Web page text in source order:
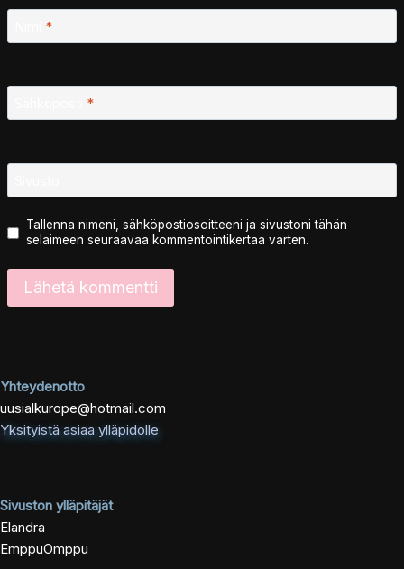
*
*
Tallenna nimeni, sähköpostiosoitteeni ja sivustoni tähän
selaimeen seuraavaa kommentointikertaa varten.
Yhteydenotto
uusialkurope@hotmail.com
Yksityistä asiaa ylläpidolle
Sivuston ylläpitäjät
Elandra
EmppuOmppu